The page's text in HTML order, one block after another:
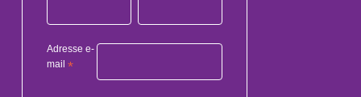
Adresse e-
mail *